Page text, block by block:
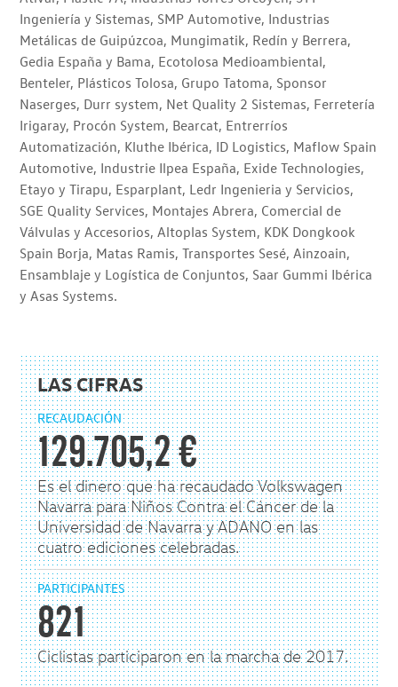
Ingeniería y Sistemas, SMP Automotive, Industrias
Metálicas de Guipúzcoa, Mungimatik, Redín y Berrera,
Gedia España y Bama, Ecotolosa Medioambiental,
Benteler, Plásticos Tolosa, Grupo Tatoma, Sponsor
Naserges, Durr system, Net Quality 2 Sistemas, Ferretería
Irigaray, Procón System, Bearcat, Entrerríos
Automatización, Kluthe Ibérica, ID Logistics, Maflow Spain
Automotive, Industrie Ilpea España, Exide Technologies,
Etayo y Tirapu, Esparplant, Ledr Ingenieria y Servicios,
SGE Quality Services, Montajes Abrera, Comercial de
Válvulas y Accesorios, Altoplas System, KDK Dongkook
Spain Borja, Matas Ramis, Transportes Sesé, Ainzoain,
Ensamblaje y Logística de Conjuntos, Saar Gummi Ibérica
y Asas Systems.
LAS CIFRAS
RECAUDACIÓN
129.705,2 €
Es el dinero que ha recaudado Volkswagen
Navarra para Niños Contra el Cáncer de la
Universidad de Navarra y ADANO en las
cuatro ediciones celebradas.
PARTICIPANTES
821
Ciclistas participaron en la marcha de 2017.